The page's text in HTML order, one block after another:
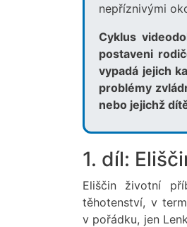
nepříznivými
Cyklus
postaveni
vypadá jejich
problémy
nebo jejichž
1. díl:
Eliščin životní
těhotenství, v
v pořádku, jen